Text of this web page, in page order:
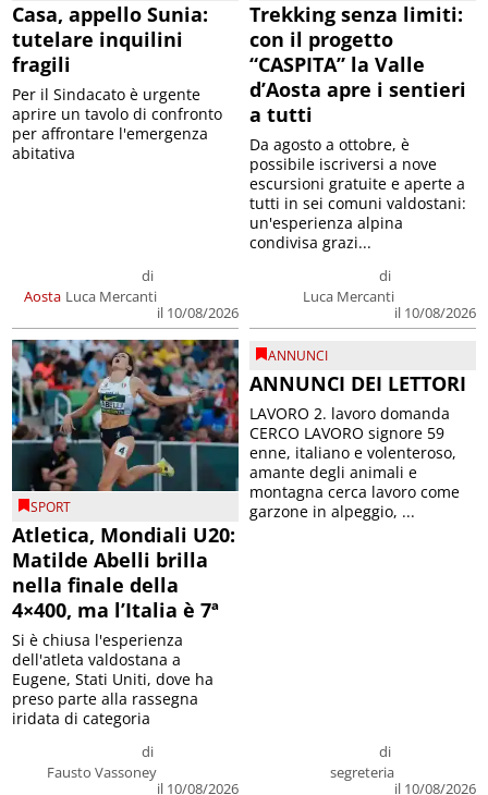
Casa, appello Sunia:
tutelare inquilini
fragili
Aosta
di
Luca Mercanti
il 10/08/2026
Per il Sindacato è urgente
aprire un tavolo di confronto
per affrontare l'emergenza
abitativa
Trekking senza limiti:
con il progetto
“CASPITA” la Valle
d’Aosta apre i sentieri
a tutti
di
Luca Mercanti
il 10/08/2026
Da agosto a ottobre, è
possibile iscriversi a nove
escursioni gratuite e aperte a
tutti in sei comuni valdostani:
un'esperienza alpina
condivisa grazi...
SPORT
Atletica, Mondiali U20:
Matilde Abelli brilla
nella finale della
4×400, ma l’Italia è 7ª
di
Fausto Vassoney
il 10/08/2026
Si è chiusa l'esperienza
dell'atleta valdostana a
Eugene, Stati Uniti, dove ha
preso parte alla rassegna
iridata di categoria
ANNUNCI
ANNUNCI DEI LETTORI
di
segreteria
il 10/08/2026
LAVORO 2. lavoro domanda
CERCO LAVORO signore 59
enne, italiano e volenteroso,
amante degli animali e
montagna cerca lavoro come
garzone in alpeggio, ...